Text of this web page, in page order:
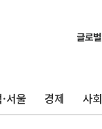
서울 경제 사회